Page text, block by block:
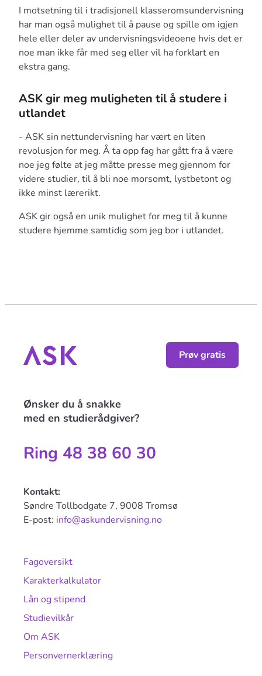
I motsetning til i tradisjonell klasseromsundervisning
har man også mulighet til å pause og spille om igjen
hele eller deler av undervisningsvideoene hvis det er
noe man ikke får med seg eller vil ha forklart en
ekstra gang.
ASK gir meg muligheten til å studere i
utlandet
- ASK sin nettundervisning har vært en liten
revolusjon for meg. Å ta opp fag har gått fra å være
noe jeg følte at jeg måtte presse meg gjennom for
videre studier, til å bli noe morsomt, lystbetont og
ikke minst lærerikt.
ASK gir også en unik mulighet for meg til å kunne
studere hjemme samtidig som jeg bor i utlandet.
Fagoversikt
Karakterkalkulator
Lån og stipend
Studievilkår
Om ASK
Personvernerklæring
Ønsker du å snakke
med en studierådgiver?
Ring 48 38 60 30
Kontakt:
Søndre Tollbodgate 7, 9008 Tromsø
E-post: info@askundervisning.no
Prøv gratis